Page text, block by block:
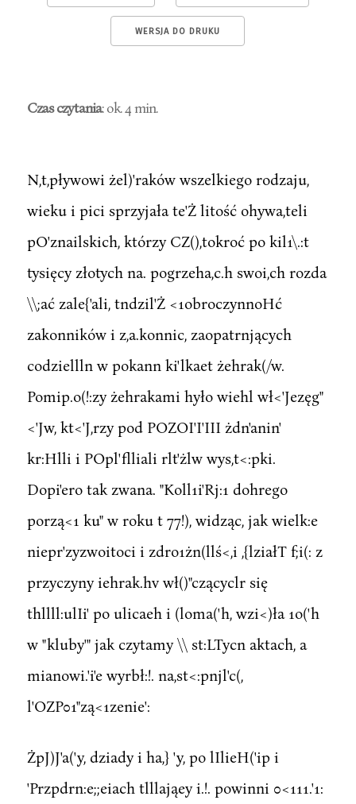
WERSJA DO DRUKU
Czas czytania: ok. 4 min.
N,t,pływowi żel)'raków wszelkiego rodzaju,
wieku i pici sprzyjała te'Ż litość ohywa,teli
pO'znailskich, którzy CZ(),tokroć po kil1\.:t
tysięcy złotych na. pogrzeha,c.h swoi,ch rozda
\\;ać zale{'ali, tndzil'Ż <1obroczynnoHć
zakonników i z,a.konnic, zaopatrnjących
codziellln w pokann ki'lkaet żehrak(/w.
Pomip.o(!:zy żehrakami hyło wiehl wł<'Jezęg"
<'Jw, kt<'J,rzy pod POZOI'I'III żdn'anin'
kr:Hlli i POpl'flliali rlt'żlw wys,t<:pki.
Dopi'ero tak zwana. "Koll1i'Rj:1 dohrego
porzą<1 ku" w roku t 77!), widząc, jak wielk:e
niepr'zyzwoitoci i zdro1żn(llś<,i ,{lziałT f;i(: z
przyczyny iehrak.hv wł()"czącyclr się
thllll:ulIi' po ulicaeh i (loma('h, wzi<)ła 1o('h
w "kluby'" jak czytamy \\ st:LTycn aktach, a
mianowi.'i'e wyrbł:!. na,st<:pnjl'c(,
l'OZP01"zą<1zenie':
ŻpJ)J'a('y, dziady i ha,} 'y, po lIlieH('ip i
'Przpdrn:e;;eiach tlllająey i.!. powinni 0<111.'1: